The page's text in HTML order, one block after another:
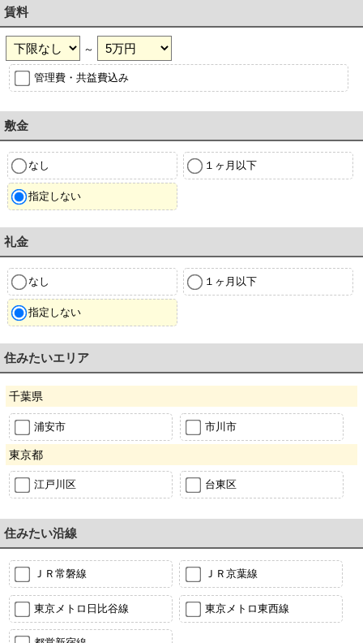
賃料
～
管理費・共益費込み
敷金
なし １ヶ月以下
指定しない
礼金
なし １ヶ月以下
指定しない
住みたいエリア
千葉県
浦安市 市川市
東京都
江戸川区 台東区
住みたい沿線
ＪＲ常磐線 ＪＲ京葉線
東京メトロ日比谷線 東京メトロ東西線